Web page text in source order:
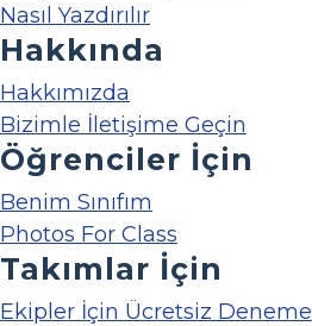
Nasıl Yazdırılır
Hakkında
Hakkımızda
Bizimle İletişime Geçin
Öğrenciler İçin
Benim Sınıfım
Photos For Class
Takımlar İçin
Ekipler İçin Ücretsiz Deneme